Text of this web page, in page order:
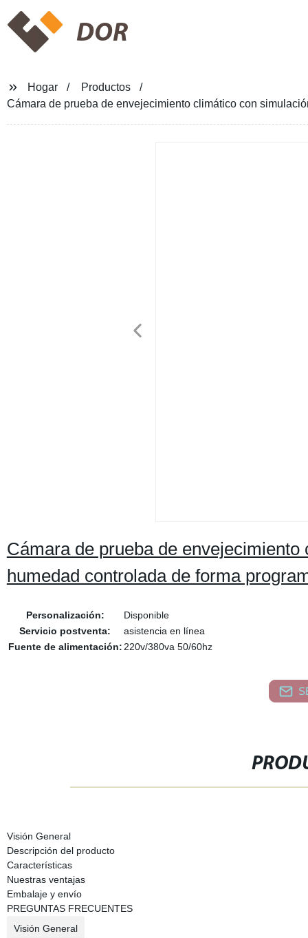
DOR
Hogar
Productos
Cámara de prueba de envejecimiento climático con
Cámara de prueba de
humedad controlada de forma
Personalización:
Disponible
Servicio postventa:
asistencia en línea
Fuente de alimentación: 220v/380va 50/60hz
Visión General
Descripción del producto
Características
Nuestras ventajas
Embalaje y envío
PREGUNTAS FRECUENTES
Visión General